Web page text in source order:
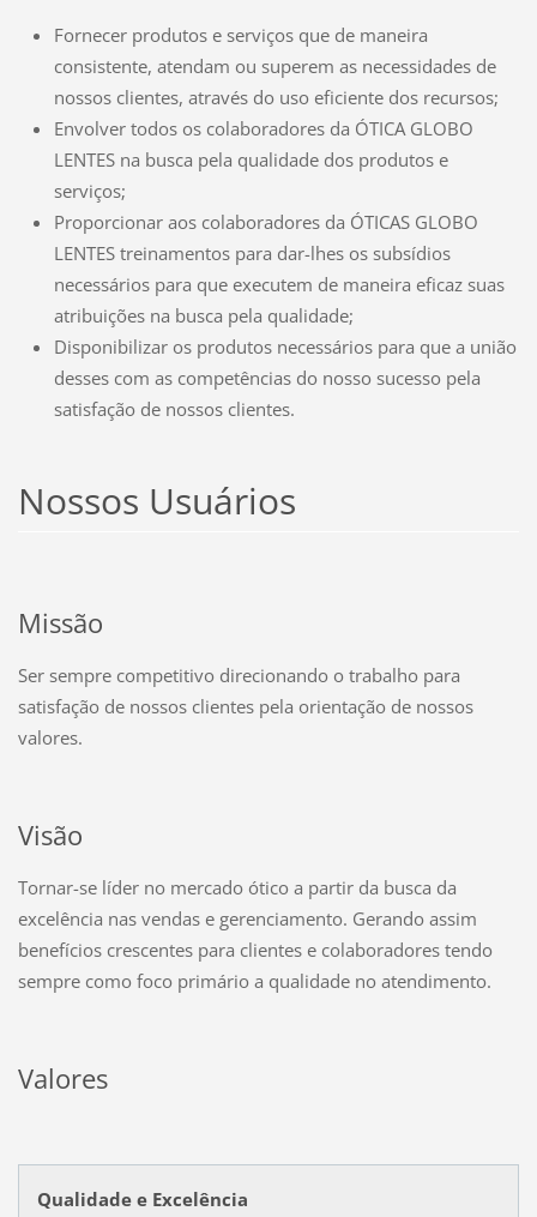
Fornecer produtos e serviços que de maneira
consistente, atendam ou superem as necessidades de
nossos clientes, através do uso eficiente dos recursos;
Envolver todos os colaboradores da ÓTICA GLOBO
LENTES na busca pela qualidade dos produtos e
serviços;
Proporcionar aos colaboradores da ÓTICAS GLOBO
LENTES treinamentos para dar-lhes os subsídios
necessários para que executem de maneira eficaz suas
atribuições na busca pela qualidade;
Disponibilizar os produtos necessários para que a união
desses com as competências do nosso sucesso pela
satisfação de nossos clientes.
Nossos Usuários
Missão
Ser sempre competitivo direcionando o trabalho para
satisfação de nossos clientes pela orientação de nossos
valores.
Visão
Tornar-se líder no mercado ótico a partir da busca da
excelência nas vendas e gerenciamento. Gerando assim
benefícios crescentes para clientes e colaboradores tendo
sempre como foco primário a qualidade no atendimento.
Valores
Qualidade e Excelência